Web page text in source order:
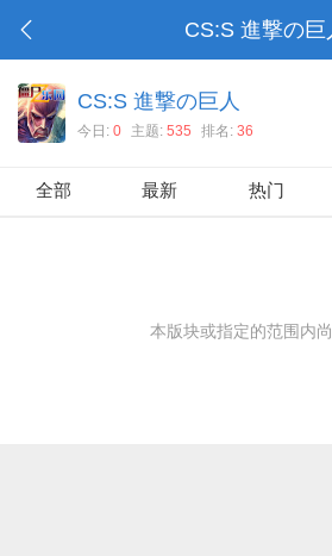
CS:S 進撃の巨
CS:S 進撃の巨人
今日: 0 主题: 535 排名: 36
全部 最新 热门
本版块或指定的范围内